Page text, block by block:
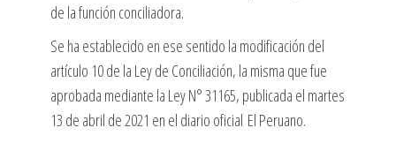
de la función conciliadora.
Se ha establecido en ese sentido la modificación del
artículo 10 de la Ley de Conciliación, la misma que fue
aprobada mediante la Ley N° 31165, publicada el martes
13 de abril de 2021 en el diario oficial El Peruano.